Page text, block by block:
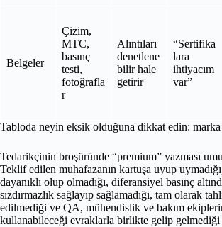
Belgeler
Çizim,
MTC,
basınç
testi,
fotoğrafla
r
Alıntıları
denetlene
bilir hale
getirir
“Sertifika
lara
ihtiyacım
var”
Tabloda neyin eksik olduğuna dikkat edin: marka
Tedarikçinin broşüründe “premium” yazması
Teklif edilen muhafazanın kartuşa uyup
dayanıklı olup olmadığı, diferansiyel basınç
sızdırmazlık sağlayıp sağlamadığı, tam olarak
edilmediği ve QA, mühendislik ve bakım
kullanabileceği evraklarla birlikte gelip